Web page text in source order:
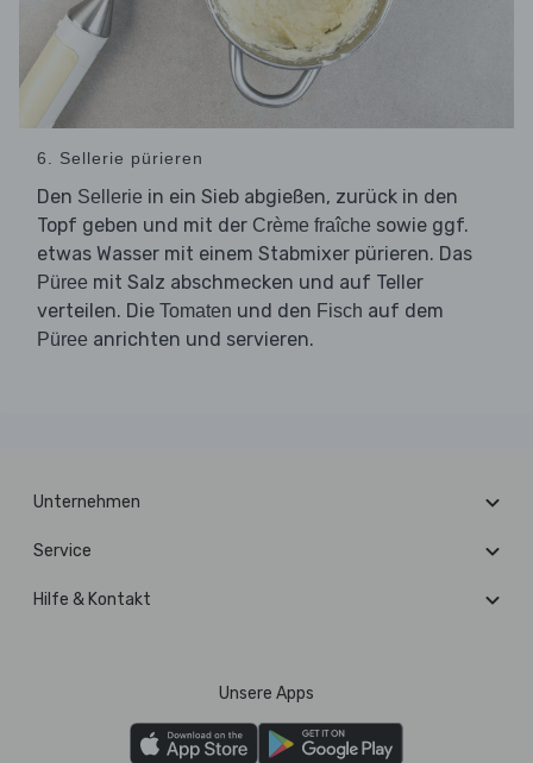
6. Sellerie pürieren
Den Sellerie in ein Sieb abgießen, zurück in den
Topf geben und mit der Crème fraîche sowie ggf.
etwas Wasser mit einem Stabmixer pürieren. Das
Püree mit Salz abschmecken und auf Teller
verteilen. Die Tomaten und den Fisch auf dem
Püree anrichten und servieren.
Unternehmen
Service
Hilfe & Kontakt
Unsere Apps